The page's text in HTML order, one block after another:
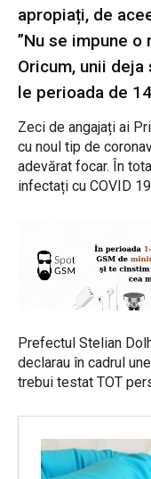
apropiați, de
”Nu se impune
Oricum, unii
le perioada de
Zeci de angajați ai
cu noul tip de
adevărat focar. În
infectați cu COVID
Prefectul Stelian
declarau în cadrul
trebui testat TOT